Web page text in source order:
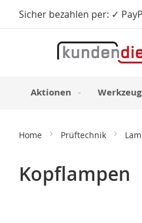
Sicher bezahlen per: ✓
Aktionen Werkzeug
Home Prüftechnik
Kopflampen